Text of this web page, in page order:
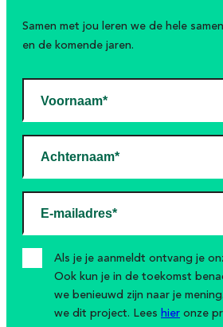
Samen met jou leren we de hele
en de komende jaren.
E-mailadres*
Als je je aanmeldt ontvang je
Ook kun je in de toekomst
we benieuwd zijn naar je
we dit project. Lees hieronze